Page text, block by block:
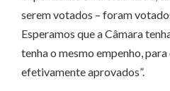
serem votados – foram
Esperamos que a Câmara
tenha o mesmo empenho,
efetivamente aprovados”.